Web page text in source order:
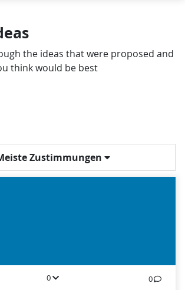
the ideas that were proposed and
think would be best
Zustimmungen
0 0